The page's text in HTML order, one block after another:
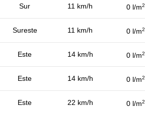
Sur 11 km/h 0 l/m2
Sureste 11 km/h 0 l/m2
Este 14 km/h 0 l/m2
Este 14 km/h 0 l/m2
Este 22 km/h 0 l/m2